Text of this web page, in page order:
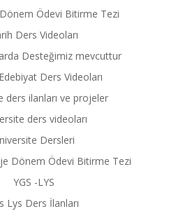
Ödevi Bitirme Tezi
Ders Videoları
Desteğimiz mevcuttur
Ders Videoları
ders ilanları ve projeler
ders videoları
Dersleri
Dönem Ödevi Bitirme Tezi
YGS -LYS
Lys Ders İlanları